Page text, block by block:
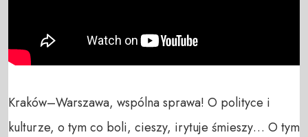
Kraków–Warszawa, wspólna sprawa! O polityce i
kulturze, o tym co boli, cieszy, irytuje śmieszy… O tym